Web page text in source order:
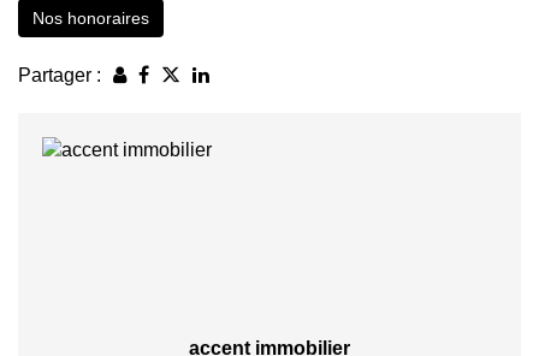
Nos honoraires
Partager :
accent immobilier